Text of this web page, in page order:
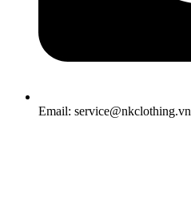
Email: service@nkclothing.vn